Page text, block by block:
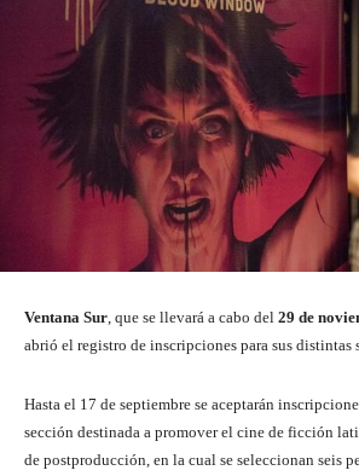
Ventana Sur, que se llevará a cabo del 29 de
abrió el registro de inscripciones para sus distintas
Hasta el 17 de septiembre se aceptarán
sección destinada a promover el cine de ficción
de postproducción, en la cual se seleccionan seis